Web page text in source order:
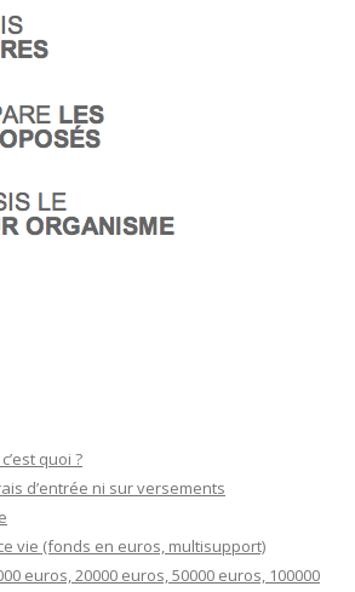
quoi ?
d’entrée ni sur versements
vie (fonds en euros, multisupport)
euros, 20000 euros, 50000 euros, 100000